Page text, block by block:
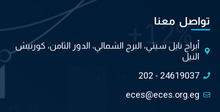
تواصل معنا
أبراج نايل سيتي، البرج الشمالي، الدور الثامن، كورنيش
النيل
202 - 24619037
eces@eces.org.eg